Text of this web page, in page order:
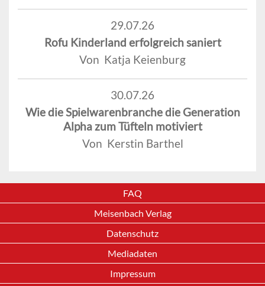
29.07.26
Rofu Kinderland erfolgreich saniert
Von Katja Keienburg
30.07.26
Wie die Spielwarenbranche die Generation
Alpha zum Tüfteln motiviert
Von Kerstin Barthel
FAQ
Meisenbach Verlag
Datenschutz
Mediadaten
Impressum